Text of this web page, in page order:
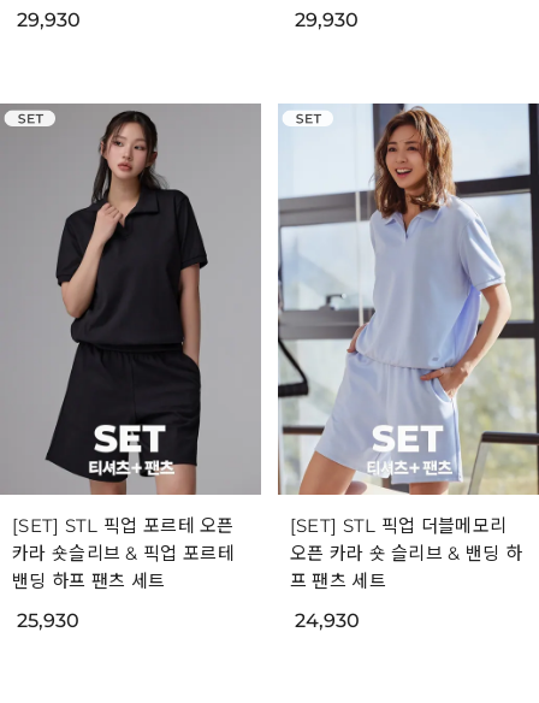
29,930 29,930
[SET] STL 픽업 포르테 오픈
카라 숏슬리브 & 픽업 포르테
밴딩 하프 팬츠 세트
25,930
[SET] STL 픽업 더블메모리
오픈 카라 숏 슬리브 & 밴딩 하
프 팬츠 세트
24,930